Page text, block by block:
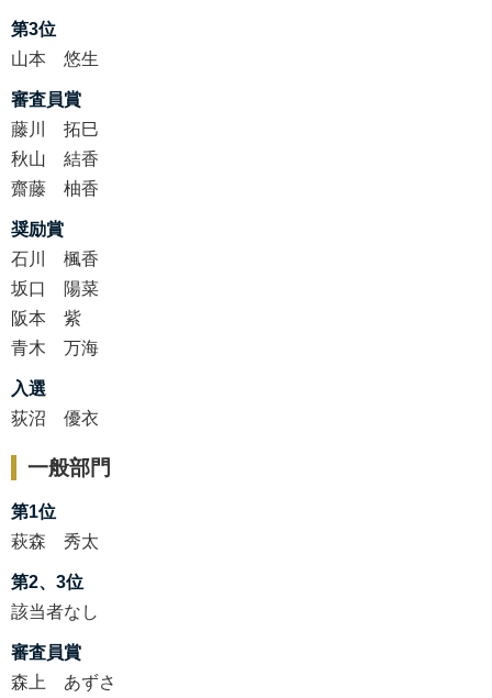
第3位
山本 悠生
審査員賞
藤川 拓巳
秋山 結香
齋藤 柚香
奨励賞
石川 楓香
坂口 陽菜
阪本 紫
青木 万海
入選
荻沼 優衣
一般部門
第1位
萩森 秀太
第2、3位
該当者なし
審査員賞
森上 あずさ